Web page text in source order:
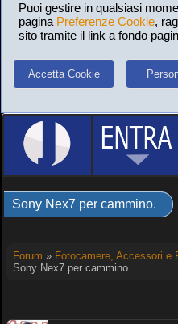
Puoi gestire in qualsiasi
pagina Preferenze Cookie,
sito tramite il link a fondo
Accetta Cookie
Sony Nex7 per cammino.
Forum » Fotocamere, Accessori e
Sony Nex7 per cammino.